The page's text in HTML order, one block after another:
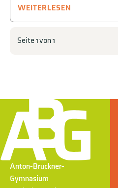
WEITERLESEN
Seite 1 von 1
Anton-Bruckner-
Gymnasium